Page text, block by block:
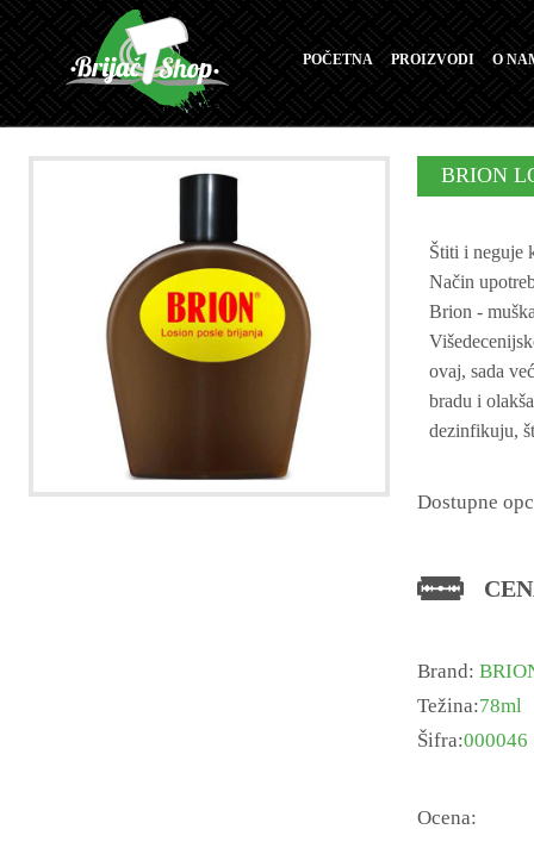
POČETNA PROIZVODI O
BRION
Štiti i neguje
Način
Brion -
ovaj, sada
bradu i
dezinfikuju,
Dostupne
Brand:
Težina:78ml
Šifra:000046
Ocena: